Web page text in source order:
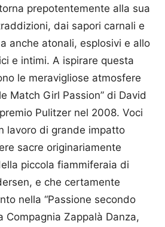
prepotentemente alla sua
dai sapori carnali e
anche atonali, esplosivi e allo
e intimi. A ispirare questa
le meravigliose atmosfere
Match Girl Passion” di David
Pulitzer nel 2008. Voci
lavoro di grande impatto
sacre originariamente
piccola fiammiferaia di
e che certamente
nella “Passione secondo
Compagnia Zappalà Danza,